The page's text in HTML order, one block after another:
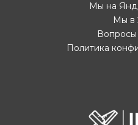
Мы на
Мы в
Вопросы
Политика